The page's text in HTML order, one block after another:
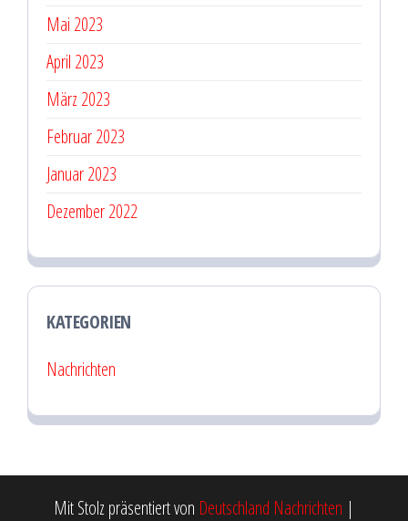
Mai 2023
April 2023
März 2023
Februar 2023
Januar 2023
Dezember 2022
KATEGORIEN
Nachrichten
Mit Stolz präsentiert von Deutschland Nachrichten |